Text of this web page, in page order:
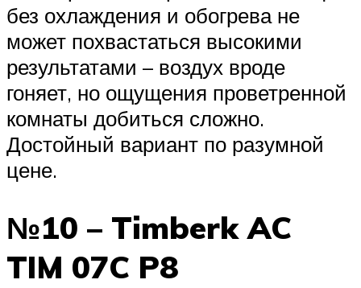
без охлаждения и обогрева не
может похвастаться высокими
результатами – воздух вроде
гоняет, но ощущения проветренной
комнаты добиться сложно.
Достойный вариант по разумной
цене.
№10 – Timberk AC
TIM 07C P8